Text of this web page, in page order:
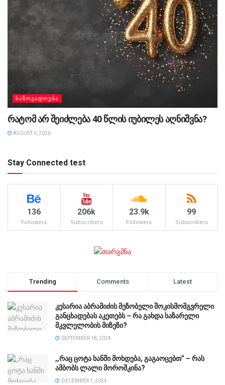
ᲡᲐᲖᲝᲒᲐᲓᲝᲔᲑᲐ
რატომ არ შეიძლება 40 წლის იუბილეს აღნიშვნა?
AUGUST 6, 2026
Stay Connected test
136
Followers
206k
Subscribers
23.9k
Followers
99
Subscribers
Trending Comments Latest
კესარია აბრამიძის მეზობელი შოკისმომგვრელი
განცხადებას აკეთებს – რა გახდა საზარელი
მკვლელობის მიზეზი?
SEPTEMBER 18, 2024
,,რაც ცოტა ხანში მოხდება, გაგაოცებთ” – რას
ამბობს ლალი მოროშკინა?
DECEMBER 1, 2024